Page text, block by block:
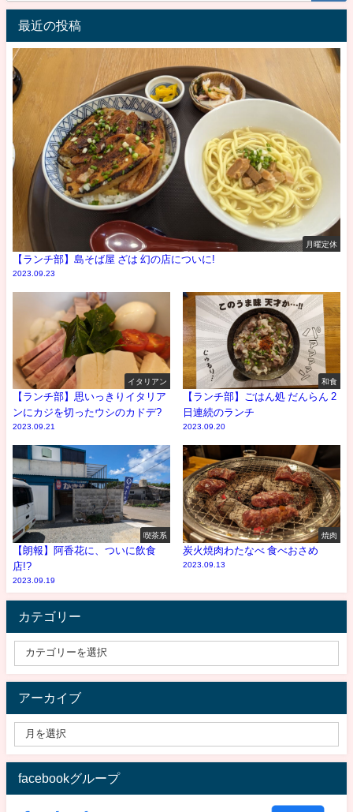
最近の投稿
月曜定休
【ランチ部】島そば屋 ざは 幻の店についに!
2023.09.23
イタリアン
【ランチ部】思いっきりイタリア
ンにカジを切ったウシのカドデ?
2023.09.21
和食
【ランチ部】ごはん処 だんらん 2
日連続のランチ
2023.09.20
喫茶系
【朗報】阿香花に、ついに飲食
店!?
2023.09.19
焼肉
炭火焼肉わたなべ 食べおさめ
2023.09.13
カテゴリー
アーカイブ
facebookグループ